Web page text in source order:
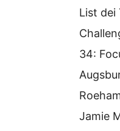
List dei
34:
Jamie